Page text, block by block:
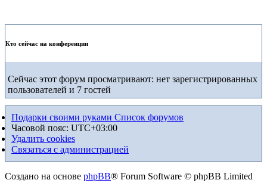
Кто сейчас на конференции
Сейчас этот форум просматривают: нет зарегистрированных
пользователей и 7 гостей
Подарки своими руками Список форумов
Часовой пояс: UTC+03:00
Удалить cookies
Связаться с администрацией
Создано на основе phpBB® Forum Software © phpBB Limited